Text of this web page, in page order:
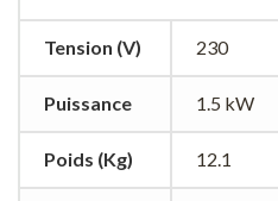
Tension (V) 230
Puissance 1.5 kW
Poids (Kg) 12.1